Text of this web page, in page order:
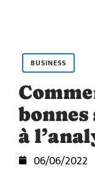
BUSINESS
à
06/06/2022